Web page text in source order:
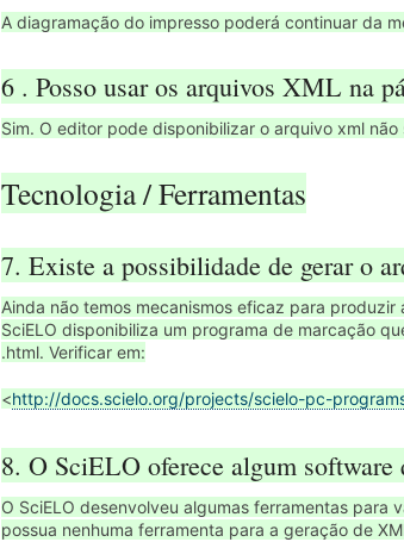
A diagramação do impresso poderá continuar da
6 . Posso usar os arquivos XML na
Sim. O editor pode disponibilizar o arquivo xml
Tecnologia / Ferramentas
7. Existe a possibilidade de gerar o
Ainda não temos mecanismos eficaz para
SciELO disponibiliza um programa de marcação
.html. Verificar em:
<http://docs.scielo.org/projects/scielo-pc-
8. O SciELO oferece algum
O SciELO desenvolveu algumas ferramentas para
possua nenhuma ferramenta para a geração de